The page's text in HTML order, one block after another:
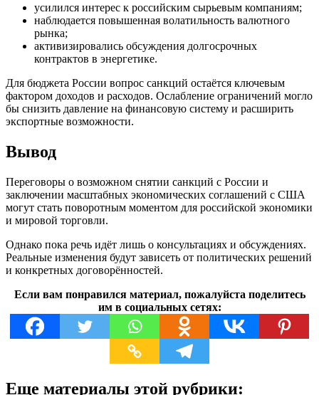
усилился интерес к российским сырьевым компаниям;
наблюдается повышенная волатильность валютного
рынка;
активизировались обсуждения долгосрочных
контрактов в энергетике.
Для бюджета России вопрос санкций остаётся ключевым
фактором доходов и расходов. Ослабление ограничений могло
бы снизить давление на финансовую систему и расширить
экспортные возможности.
Вывод
Переговоры о возможном снятии санкций с России и
заключении масштабных экономических соглашений с США
могут стать поворотным моментом для российской экономики
и мировой торговли.
Однако пока речь идёт лишь о консультациях и обсуждениях.
Реальные изменения будут зависеть от политических решений
и конкретных договорённостей.
Если вам понравился материал, пожалуйста поделитесь
им в социальных сетях:
Еще материалы этой рубрики: